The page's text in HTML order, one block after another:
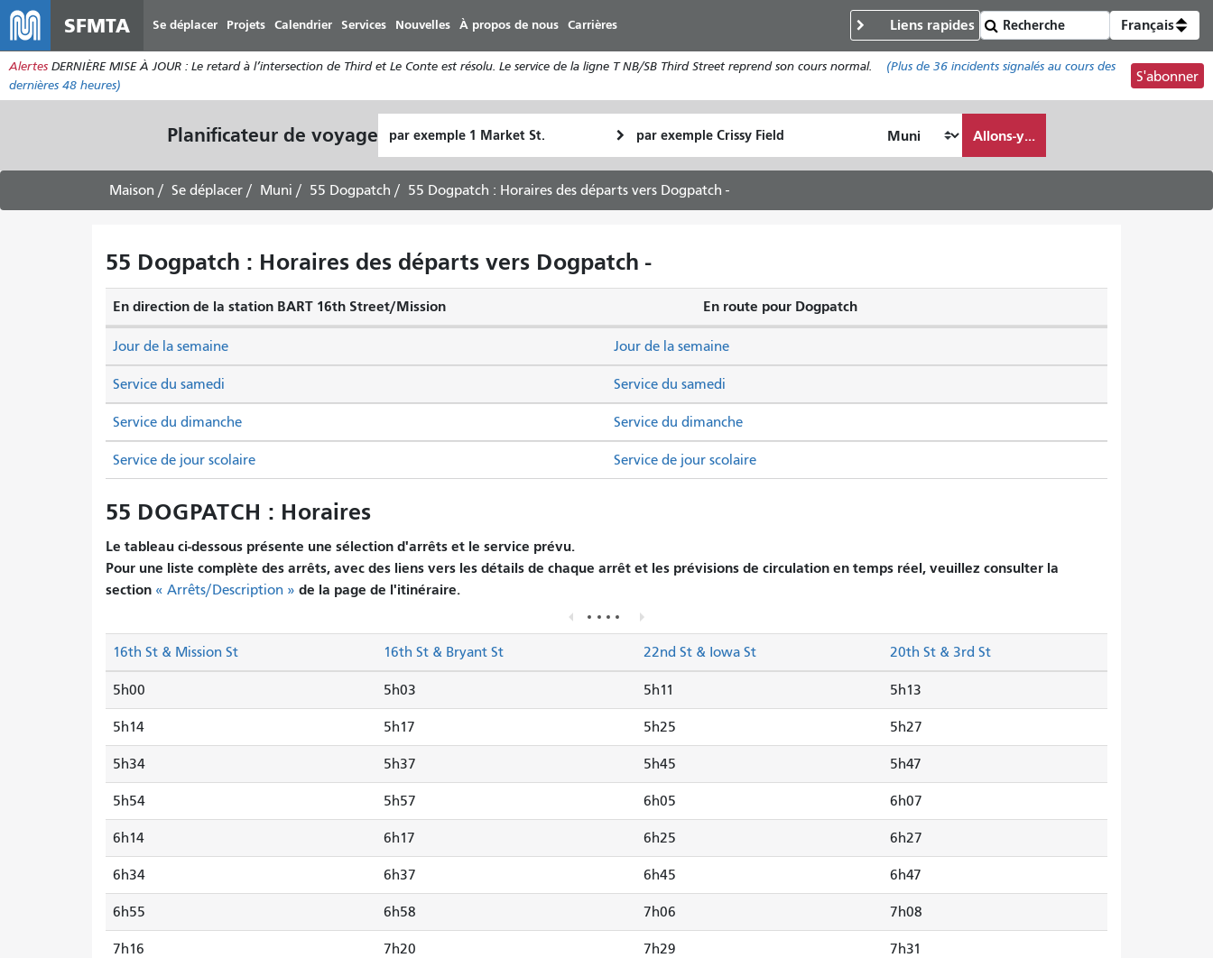
au
contenu
principal
SFMTA Se déplacer Projets Calendrier Services Nouvelles À propos de nous Carrières Liens rapides Français
Alertes DERNIÈRE MISE À JOUR : Le retard à l’intersection de Third et Le Conte est résolu. Le service de la ligne T NB/SB Third Street reprend son cours normal. (Plus de 36 incidents signalés au cours des
dernières 48 heures)
S'abonner
Planificateur de voyage de
départ
final
Comment
je
veux
voyager
Allons-y...
Maison Se déplacer Muni 55 Dogpatch 55 Dogpatch : Horaires des départs vers Dogpatch -
55 Dogpatch : Horaires des départs vers Dogpatch -
En direction de la station BART 16th Street/Mission En route pour Dogpatch
Service du samedi Service du samedi
Service du dimanche Service du dimanche
Jour de la semaine Jour de la semaine
Service de jour scolaire Service de jour scolaire
55 DOGPATCH : Horaires
Le tableau ci-dessous présente une sélection d'arrêts et le service prévu.
Pour une liste complète des arrêts, avec des liens vers les détails de chaque arrêt et les prévisions de circulation en temps réel, veuillez consulter la
section « Arrêts/Description » de la page de l'itinéraire.
16th St & Mission St 16th St & Bryant St 22nd St & Iowa St 20th St & 3rd St
5h00 5h03 5h11 5h13
5h14 5h17 5h25 5h27
5h34 5h37 5h45 5h47
5h54 5h57 6h05 6h07
6h14 6h17 6h25 6h27
6h34 6h37 6h45 6h47
6h55 6h58 7h06 7h08
7h16 7h20 7h29 7h31